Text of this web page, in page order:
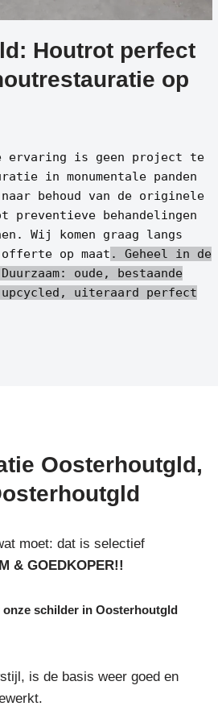
Houtrot perfect
op
ervaring is geen project te
in monumentale panden
behoud van de originele
preventieve behandelingen
Wij komen graag langs
op maat . Geheel in de
Duurzaam: oude, bestaande
upcycled, uiteraard perfect
Oosterhoutgld,
moet: dat is selectief
& GOEDKOPER!!
schilder in Oosterhoutgld
is de basis weer goed en